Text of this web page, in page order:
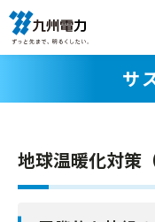
サ
地球温暖化対策